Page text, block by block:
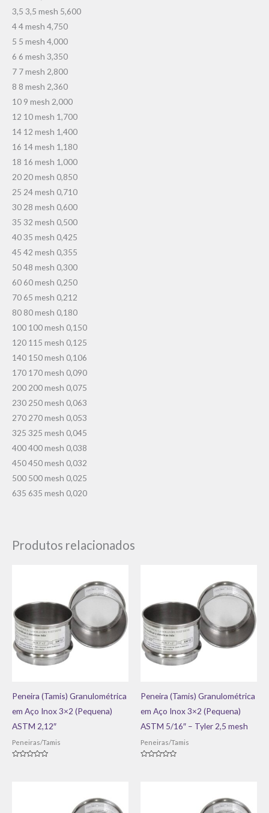
3,5 3,5 mesh 5,600
4 4 mesh 4,750
5 5 mesh 4,000
6 6 mesh 3,350
7 7 mesh 2,800
8 8 mesh 2,360
10 9 mesh 2,000
12 10 mesh 1,700
14 12 mesh 1,400
16 14 mesh 1,180
18 16 mesh 1,000
20 20 mesh 0,850
25 24 mesh 0,710
30 28 mesh 0,600
35 32 mesh 0,500
40 35 mesh 0,425
45 42 mesh 0,355
50 48 mesh 0,300
60 60 mesh 0,250
70 65 mesh 0,212
80 80 mesh 0,180
100 100 mesh 0,150
120 115 mesh 0,125
140 150 mesh 0,106
170 170 mesh 0,090
200 200 mesh 0,075
230 250 mesh 0,063
270 270 mesh 0,053
325 325 mesh 0,045
400 400 mesh 0,038
450 450 mesh 0,032
500 500 mesh 0,025
635 635 mesh 0,020
Produtos relacionados
Peneira (Tamis) Granulométrica
em Aço Inox 3×2 (Pequena)
ASTM 2,12″
Peneiras/Tamis
Peneira (Tamis) Granulométrica
em Aço Inox 3×2 (Pequena)
ASTM 5/16″ – Tyler 2,5 mesh
Peneiras/Tamis